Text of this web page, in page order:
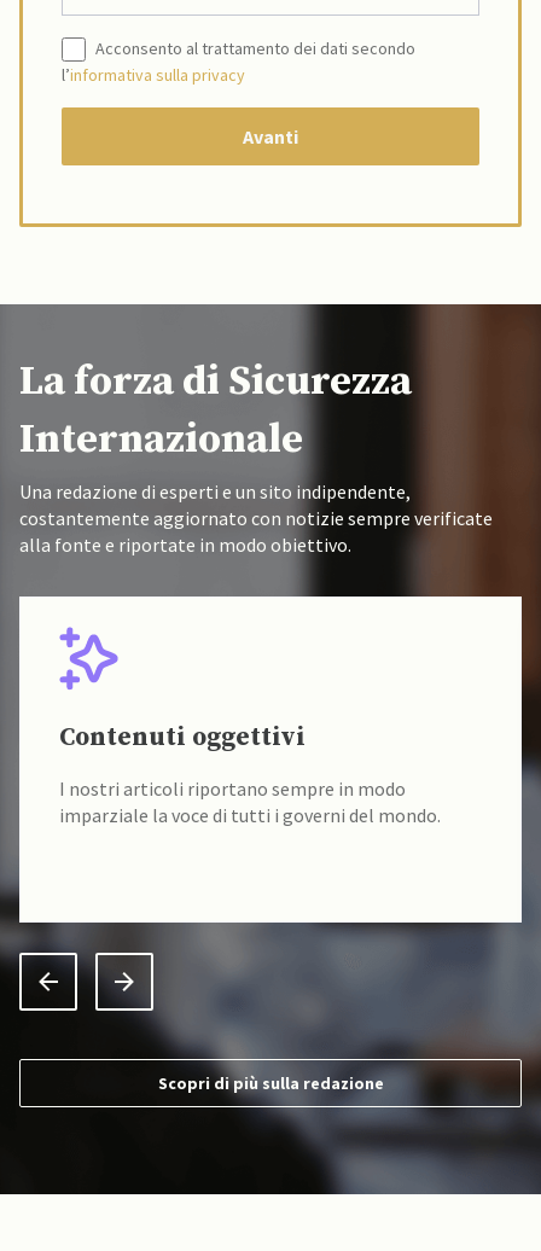
Acconsento al trattamento dei dati secondo
l’informativa sulla privacy
La forza di Sicurezza
Internazionale
Una redazione di esperti e un sito indipendente,
costantemente aggiornato con notizie sempre verificate
alla fonte e riportate in modo obiettivo.
Contenuti oggettivi
I nostri articoli riportano sempre in modo
imparziale la voce di tutti i governi del mondo.
Scopri di più sulla redazione